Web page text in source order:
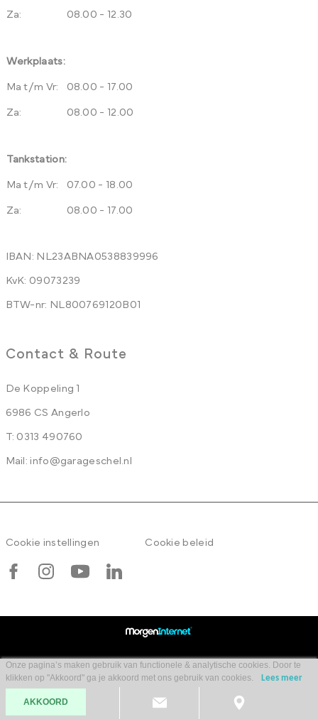
Za: 08.00 - 12.30
Werkplaats:
Ma t/m Vr: 08.00 - 17.00
Za: 08.00 - 12.00
Tankstation:
Ma t/m Vr: 07.00 - 18.00
Za: 08.00 - 17.00
IBAN: NL23ABNA0538839996
KvK: 09073239
BTW-nr: NL800769120B01
Contact & Route
De Koppeling 1
6986 CS Angerlo
T: 0313 490760
Mail:info@garageschel.nl
Cookie instellingen Cookie beleid
Onze pagina’s maken gebruik van functionele & analytische cookies. Door te
klikken op "Akkoord" ga je akkoord met ons gebruik van cookies.
Lees meer
AKKOORD